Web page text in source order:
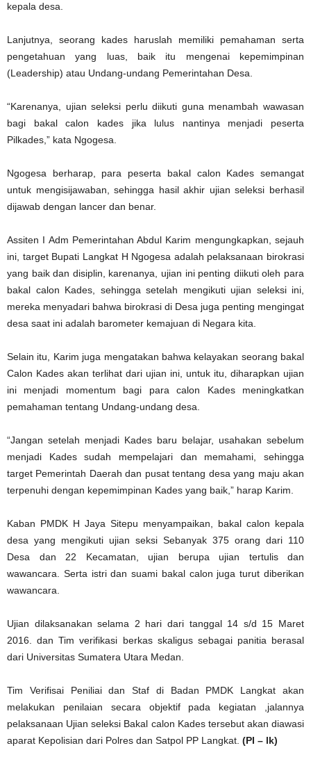
kepala desa.
Lanjutnya, seorang kades haruslah memiliki pemahaman serta
pengetahuan yang luas, baik itu mengenai kepemimpinan
(Leadership) atau Undang-undang Pemerintahan Desa.
“Karenanya, ujian seleksi perlu diikuti guna menambah wawasan
bagi bakal calon kades jika lulus nantinya menjadi peserta
Pilkades,” kata Ngogesa.
Ngogesa berharap, para peserta bakal calon Kades semangat
untuk mengisijawaban, sehingga hasil akhir ujian seleksi berhasil
dijawab dengan lancer dan benar.
Assiten I Adm Pemerintahan Abdul Karim mengungkapkan, sejauh
ini, target Bupati Langkat H Ngogesa adalah pelaksanaan birokrasi
yang baik dan disiplin, karenanya, ujian ini penting diikuti oleh para
bakal calon Kades, sehingga setelah mengikuti ujian seleksi ini,
mereka menyadari bahwa birokrasi di Desa juga penting mengingat
desa saat ini adalah barometer kemajuan di Negara kita.
Selain itu, Karim juga mengatakan bahwa kelayakan seorang bakal
Calon Kades akan terlihat dari ujian ini, untuk itu, diharapkan ujian
ini menjadi momentum bagi para calon Kades meningkatkan
pemahaman tentang Undang-undang desa.
“Jangan setelah menjadi Kades baru belajar, usahakan sebelum
menjadi Kades sudah mempelajari dan memahami, sehingga
target Pemerintah Daerah dan pusat tentang desa yang maju akan
terpenuhi dengan kepemimpinan Kades yang baik,” harap Karim.
Kaban PMDK H Jaya Sitepu menyampaikan, bakal calon kepala
desa yang mengikuti ujian seksi Sebanyak 375 orang dari 110
Desa dan 22 Kecamatan, ujian berupa ujian tertulis dan
wawancara. Serta istri dan suami bakal calon juga turut diberikan
wawancara.
Ujian dilaksanakan selama 2 hari dari tanggal 14 s/d 15 Maret
2016. dan Tim verifikasi berkas skaligus sebagai panitia berasal
dari Universitas Sumatera Utara Medan.
Tim Verifisai Peniliai dan Staf di Badan PMDK Langkat akan
melakukan penilaian secara objektif pada kegiatan ,jalannya
pelaksanaan Ujian seleksi Bakal calon Kades tersebut akan diawasi
aparat Kepolisian dari Polres dan Satpol PP Langkat. (PI – lk)